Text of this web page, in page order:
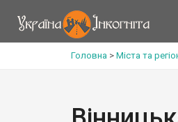
Головна > Міста та